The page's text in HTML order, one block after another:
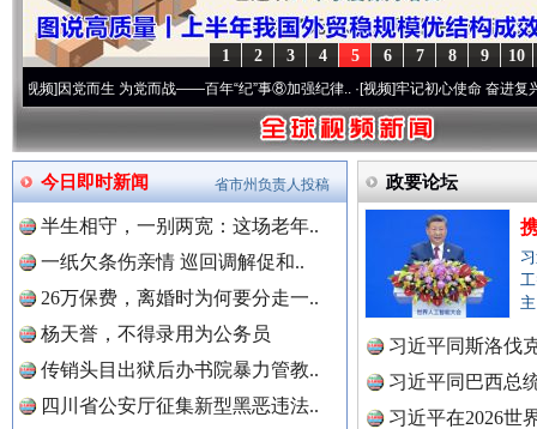
10
9
8
7
6
5
4
3
2
1
而生 为党而战——百年“纪”事⑧加强纪律..·[视频]牢记初心使命 奋进复兴征程丨“转
今日即时新闻
半生相守，一别两宽：这场老年..
一纸欠条伤亲情 巡回调解促和..
26万保费，离婚时为何要分走一..
杨天誉，不得录用为公务员
传销头目出狱后办书院暴力管教..
四川省公安厅征集新型黑恶违法..
省市州负责人投稿 政要论坛
习近平同斯洛伐
习近平同巴西总
习近平在2026世
世界屋脊 天路回响 永
红船起航处 潮起向未来 广州首